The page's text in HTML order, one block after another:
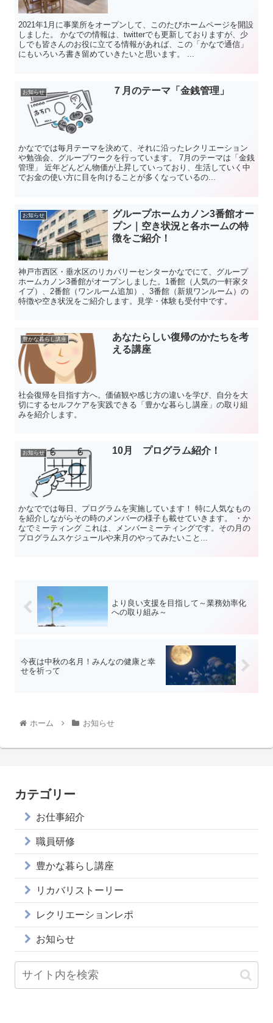
2021年1月に事業所をオープンして、このたびホームページを開設
しました。 かなでの情報は、twitterでも更新しておりますが、少
しでも皆さんのお役に立てる情報があれば、この「かなで通信」
にもいろいろ書き留めていきたいと思います。 ...
お知らせ ７月のテーマ「金銭管理」
かなででは毎月テーマを決めて、それに沿ったレクリエーション
や勉強会、グループワークを行っています。 7月のテーマは「金銭
管理」 近年どんどん物価が上昇していっており、生活していく中
でお金の使い方に目を向けることが多くなっているの...
お知らせ
グループホームカノン3番館オー
プン｜空き状況と各ホームの特
徴をご紹介！
神戸市西区・垂水区のリカバリーセンターかなでにて、グループ
ホームカノン3番館がオープンしました。1番館（人気の一軒家タ
イプ）、2番館（ワンルーム追加）、3番館（新規ワンルーム）の
特徴や空き状況をご紹介します。見学・体験も受付中です。
豊かな暮らし講座
あなたらしい復帰のかたちを考
える講座
社会復帰を目指す方へ。価値観や感じ方の違いを学び、自分を大
切にするセルフケアを実践できる「豊かな暮らし講座」の取り組
みを紹介します。
お知らせ 10月 プログラム紹介！
かなででは毎日、プログラムを実施しています！ 特に人気なもの
を紹介しながらその時のメンバーの様子も載せていきます。 ・か
なでミーティング これは、メンバーミーティングです。その月の
プログラムスケジュールや来月のやってみたいこと...
より良い支援を目指して～業務効率化
への取り組み～
今夜は中秋の名月！みんなの健康と幸
せを祈って
ホーム お知らせ
カテゴリー
お仕事紹介
職員研修
豊かな暮らし講座
リカバリストーリー
レクリエーションレポ
お知らせ